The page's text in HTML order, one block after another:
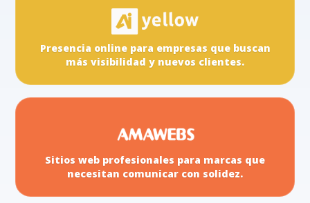
Presencia online para empresas que buscan
más visibilidad y nuevos clientes.
Sitios web profesionales para marcas que
necesitan comunicar con solidez.